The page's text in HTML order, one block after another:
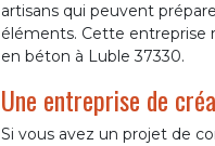
artisans qui peuvent
éléments. Cette entreprise
en béton à Luble 37330.
Une entreprise de
Si vous avez un projet de